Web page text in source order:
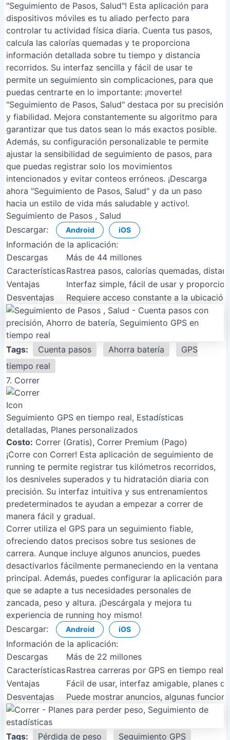
"Seguimiento de Pasos, Salud"! Esta aplicación para
dispositivos móviles es tu aliado perfecto para
controlar tu actividad física diaria. Cuenta tus pasos,
calcula las calorías quemadas y te proporciona
información detallada sobre tu tiempo y distancia
recorridos. Su interfaz sencilla y fácil de usar te
permite un seguimiento sin complicaciones, para que
puedas centrarte en lo importante: ¡moverte!
"Seguimiento de Pasos, Salud" destaca por su precisión
y fiabilidad. Mejora constantemente su algoritmo para
garantizar que tus datos sean lo más exactos posible.
Además, su configuración personalizable te permite
ajustar la sensibilidad de seguimiento de pasos, para
que puedas registrar solo los movimientos
intencionados y evitar conteos erróneos. ¡Descarga
ahora "Seguimiento de Pasos, Salud" y da un paso
hacia un estilo de vida más saludable y activo!.
Seguimiento de Pasos , Salud
Descargar:
Android iOS
Información de la aplicación:
Descargas
Más de 44 millones
CaracterísticasRastrea pasos, calorías quemadas,
Ventajas
Interfaz simple, fácil de usar y
Desventajas
Requiere acceso constante a la
Tags: Cuenta pasos Ahorra batería
GPS
tiempo real
7. Correr
Seguimiento GPS en tiempo real, Estadísticas
detalladas, Planes personalizados
Costo: Correr (Gratis), Correr Premium (Pago)
¡Corre con Correr! Esta aplicación de seguimiento de
running te permite registrar tus kilómetros recorridos,
los desniveles superados y tu hidratación diaria con
precisión. Su interfaz intuitiva y sus entrenamientos
predeterminados te ayudan a empezar a correr de
manera fácil y gradual.
Correr utiliza el GPS para un seguimiento fiable,
ofreciendo datos precisos sobre tus sesiones de
carrera. Aunque incluye algunos anuncios, puedes
desactivarlos fácilmente permaneciendo en la ventana
principal. Además, puedes configurar la aplicación para
que se adapte a tus necesidades personales de
zancada, peso y altura. ¡Descárgala y mejora tu
experiencia de running hoy mismo!
Descargar:
Android iOS
Información de la aplicación:
Descargas
Más de 22 millones
CaracterísticasRastrea carreras por GPS en tiempo
Ventajas
Fácil de usar, interfaz amigable, planes
Desventajas
Puede mostrar anuncios, algunas
Tags: Pérdida de peso Seguimiento GPS